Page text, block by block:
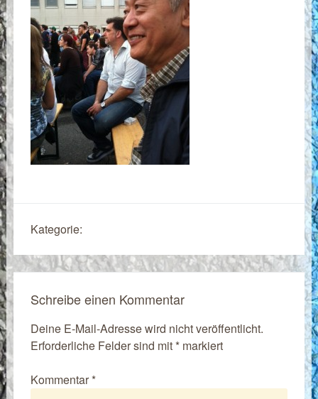
Kategorie:
Schreibe einen Kommentar
Deine E-Mail-Adresse wird nicht veröffentlicht.
Erforderliche Felder sind mit*markiert
Kommentar*